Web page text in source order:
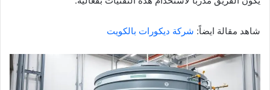
شاهد مقالة ايضاً: شركة ديكورات بالكويت